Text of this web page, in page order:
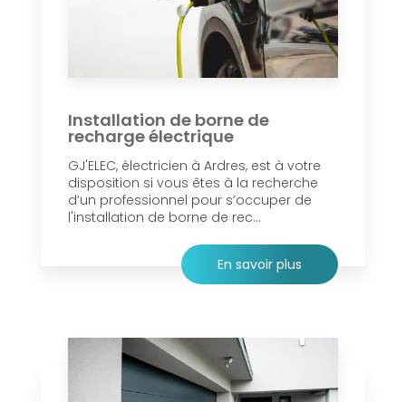
Installation de borne de
recharge électrique
GJ'ELEC, électricien à Ardres, est à votre
disposition si vous êtes à la recherche
d’un professionnel pour s’occuper de
l'installation de borne de rec...
En savoir plus